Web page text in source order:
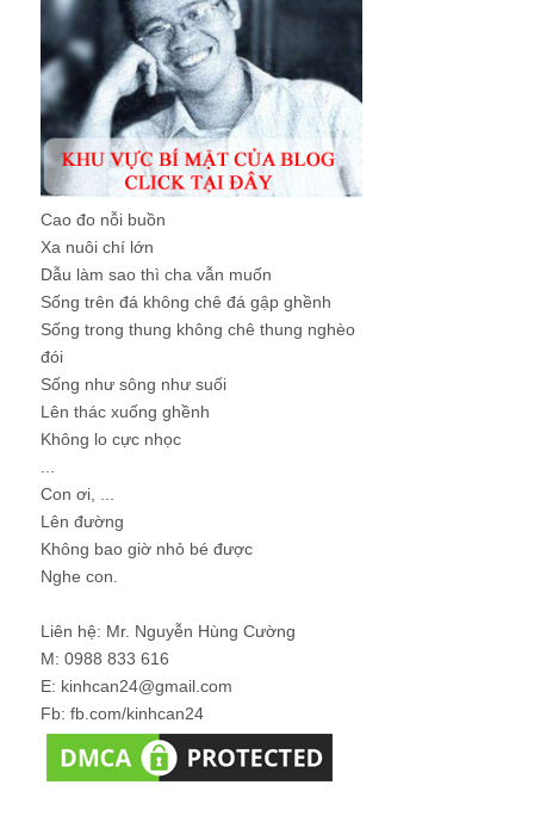
Cao đo nỗi buồn
Xa nuôi chí lớn
Dẫu làm sao thì cha vẫn muốn
Sống trên đá không chê đá gập ghềnh
Sống trong thung không chê thung nghèo
đói
Sống như sông như suối
Lên thác xuống ghềnh
Không lo cực nhọc
...
Con ơi, ...
Lên đường
Không bao giờ nhỏ bé được
Nghe con.
Liên hệ: Mr. Nguyễn Hùng Cường
M: 0988 833 616
E: kinhcan24@gmail.com
Fb: fb.com/kinhcan24